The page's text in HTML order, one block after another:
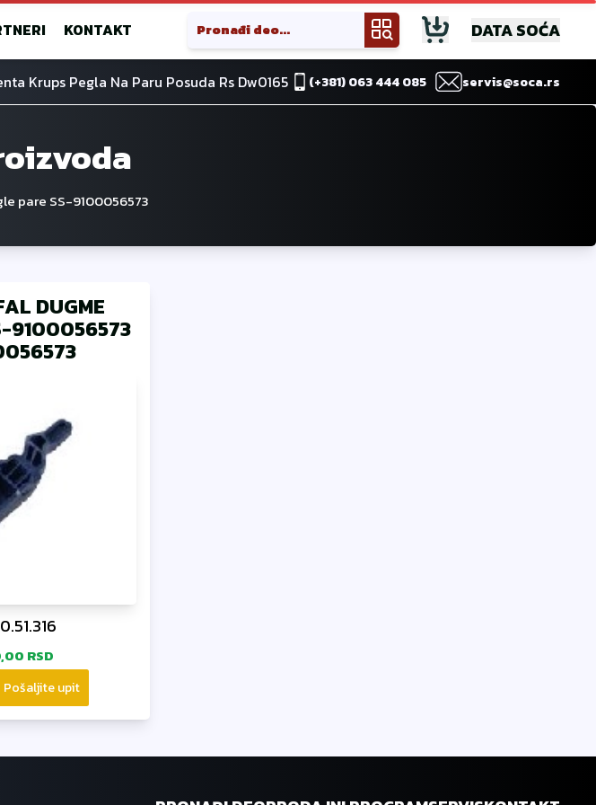
KONTAKT DATA SOĆA
Krups Pegla Na Paru Posuda Rs Dw0165 (+381) 063 444 085 servis@soca.rs
pare SS-9100056573
DUGME
9100056573
RSD
Pošaljite upit